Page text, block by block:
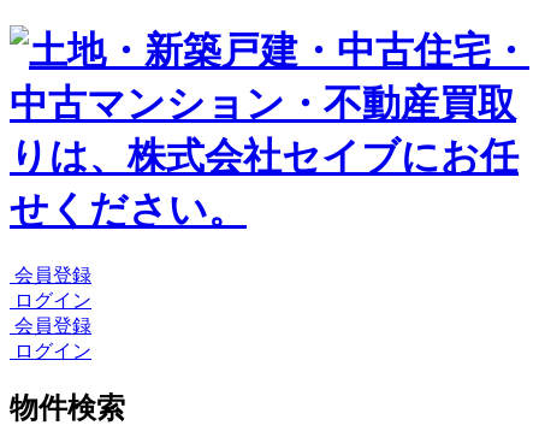
会員登録
ログイン
会員登録
ログイン
物件検索